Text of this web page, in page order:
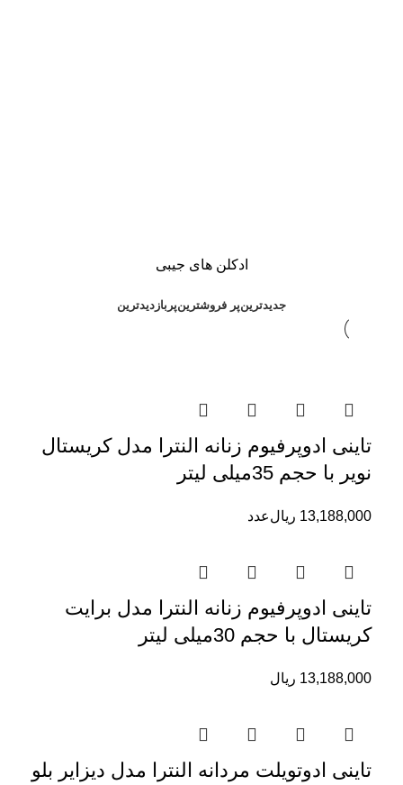
ادکلن های جیبی
جدیدترینپر فروشترینپربازدیدترین
تاینی ادوپرفیوم زنانه النترا مدل کریستال
نویر با حجم 35میلی لیتر
13,188,000 ریالعدد
تاینی ادوپرفیوم زنانه النترا مدل برایت
کریستال با حجم 30میلی لیتر
13,188,000 ریال
تاینی ادوتویلت مردانه النترا مدل دیزایر بلو